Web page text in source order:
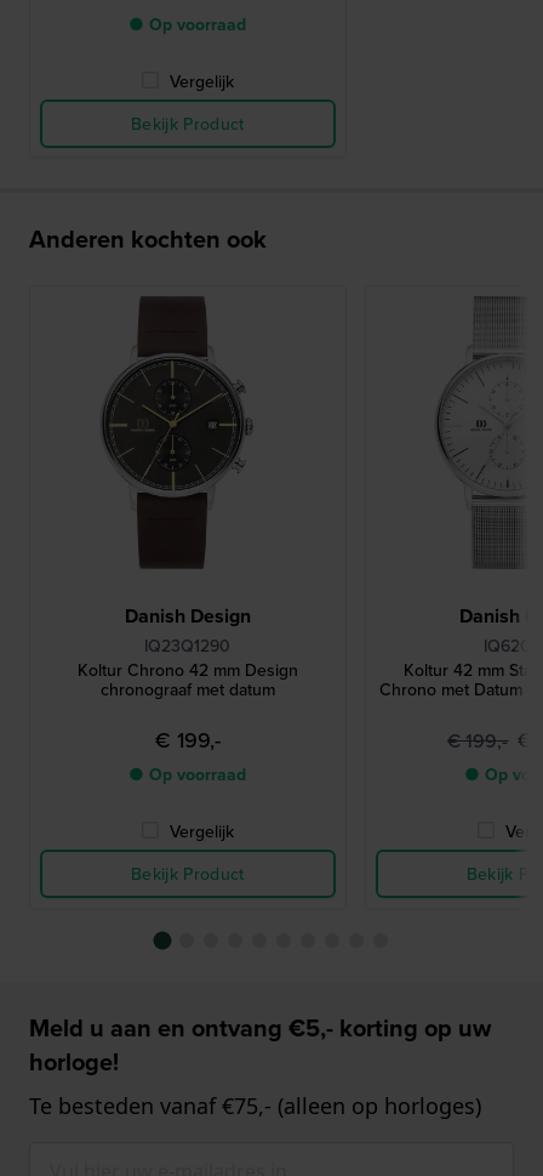
● Op voorraad
Vergelijk
Bekijk Product
Anderen kochten ook
Danish Design
IQ23Q1290
Koltur Chrono 42 mm Design
chronograaf met datum
€ 199,-
● Op voorraad
Vergelijk
Bekijk Product
Danish
Koltur 42 mm
Chrono met Datum
€ 199,- €
● Op
Bekijk
Meld u aan en ontvang €5,- korting op uw
horloge!
Te besteden vanaf €75,- (alleen op horloges)